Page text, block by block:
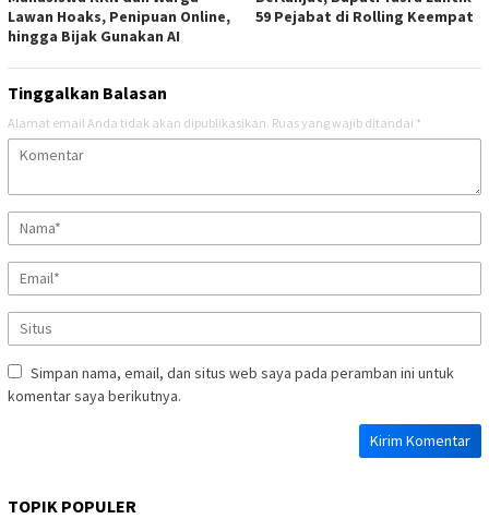
Lawan Hoaks, Penipuan Online,
hingga Bijak Gunakan AI
59 Pejabat di Rolling Keempat
Tinggalkan Balasan
Alamat email Anda tidak akan dipublikasikan. Ruas yang wajib ditandai *
Simpan nama, email, dan situs web saya pada peramban ini untuk
komentar saya berikutnya.
TOPIK POPULER